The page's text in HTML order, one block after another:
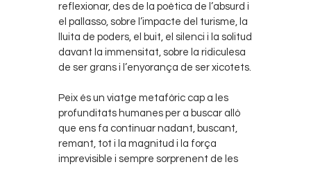
reflexionar, des de la poètica de l’absurd i
el pallasso, sobre l’impacte del turisme, la
lluita de poders, el buit, el silenci i la solitud
davant la immensitat, sobre la ridiculesa
de ser grans i l’enyorança de ser xicotets.
Peix és un viatge metafòric cap a les
profunditats humanes per a buscar allò
que ens fa continuar nadant, buscant,
remant, tot i la magnitud i la força
imprevisible i sempre sorprenent de les